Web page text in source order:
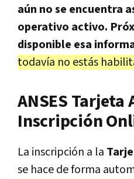
aún no se encuentra
operativo activo.
disponible esa
todavía no estás
ANSES
Inscripción
La inscripción a la
se hace de forma